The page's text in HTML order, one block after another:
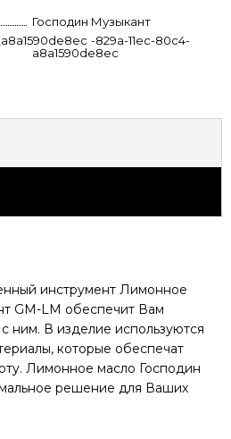
Господин Музыкант
64b32e4b-829a-11ec-80c4-
a8a1590de8ec
инструмент Лимонное
GM-LM обеспечит Вам
ним. В изделие используются
которые обеспечат
Лимонное масло Господин
решение для Ваших